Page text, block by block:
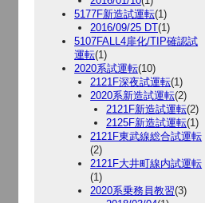
5177F新造試運転(1)
2016/09/25 DT(1)
5107FALL4扉化/TIP確認試
運転(1)
2020系試運転(10)
2121F深夜試運転(1)
2020系新造試運転(2)
2121F新造試運転(2)
2125F新造試運転(1)
2121F東武線総合試運転
(2)
2121F大井町線内試運転
(1)
2020系乗務員教習(3)